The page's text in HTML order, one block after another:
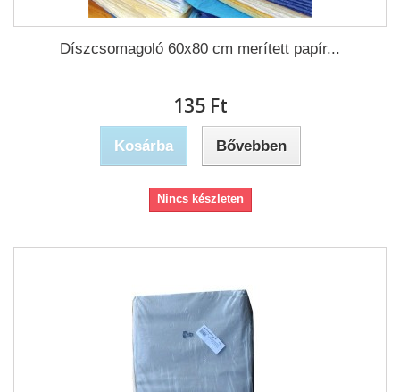
Díszcsomagoló 60x80 cm merített papír...
135 Ft‎
Kosárba Bővebben
Nincs készleten